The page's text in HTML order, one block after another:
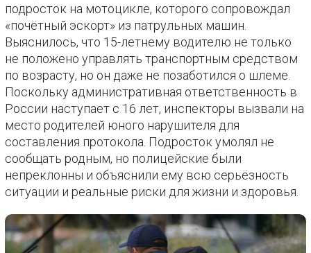
подросток на мотоцикле, которого сопровождал
«почётный эскорт» из патрульных машин.
Выяснилось, что 15-летнему водителю не только
не положено управлять транспортным средством
по возрасту, но он даже не позаботился о шлеме.
Поскольку административная ответственность в
России наступает с 16 лет, инспекторы вызвали на
место родителей юного нарушителя для
составления протокола. Подросток умолял не
сообщать родным, но полицейские были
непреклонны и объяснили ему всю серьёзность
ситуации и реальные риски для жизни и здоровья.